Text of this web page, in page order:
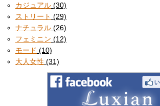
カジュアル (30)
ストリート (29)
ナチュラル (26)
フェミニン (12)
モード (10)
大人女性 (31)